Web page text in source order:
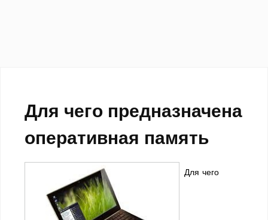
Для чего предназначена
оперативная память
Для чего